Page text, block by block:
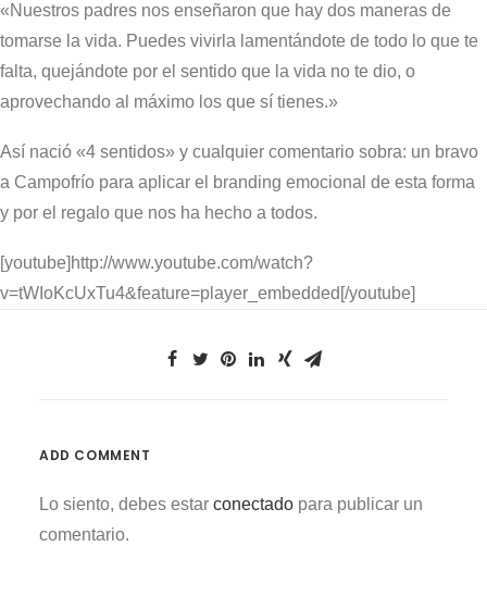
«Nuestros padres nos enseñaron que hay dos maneras de
tomarse la vida. Puedes vivirla lamentándote de todo lo que te
falta, quejándote por el sentido que la vida no te dio, o
aprovechando al máximo los que sí tienes.»
Así nació «4 sentidos» y cualquier comentario sobra: un bravo
a Campofrío para aplicar el branding emocional de esta forma
y por el regalo que nos ha hecho a todos.
[youtube]http://www.youtube.com/watch?
v=tWIoKcUxTu4&feature=player_embedded[/youtube]
ADD COMMENT
Lo siento, debes estar conectado para publicar un
comentario.